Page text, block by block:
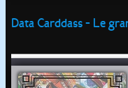
Data Carddass - Le